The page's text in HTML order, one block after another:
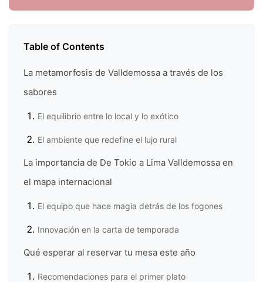
Table of Contents
La metamorfosis de Valldemossa a través de los
sabores
El equilibrio entre lo local y lo exótico
El ambiente que redefine el lujo rural
La importancia de De Tokio a Lima Valldemossa en
el mapa internacional
El equipo que hace magia detrás de los fogones
Innovación en la carta de temporada
Qué esperar al reservar tu mesa este año
Recomendaciones para el primer plato